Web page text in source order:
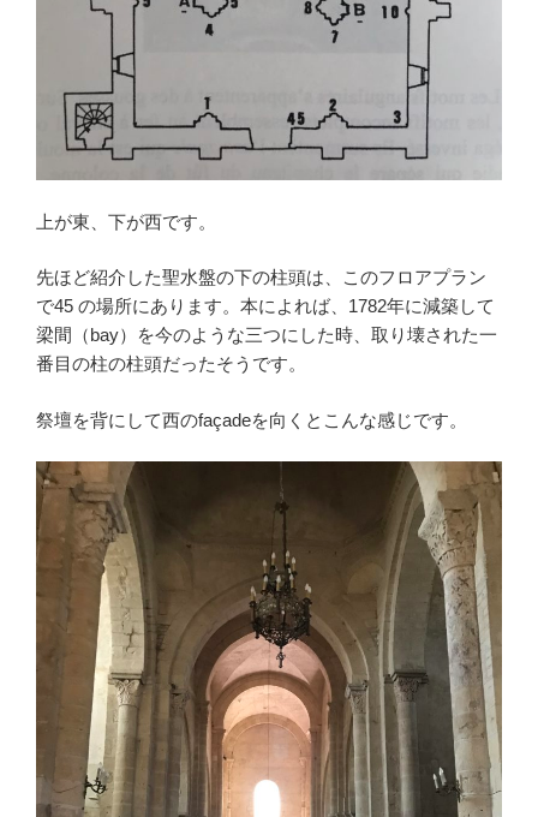
上が東、下が西です。
先ほど紹介した聖水盤の下の柱頭は、このフロアプラン
で45 の場所にあります。本によれば、1782年に減築して
梁間（bay）を今のような三つにした時、取り壊された一
番目の柱の柱頭だったそうです。
祭壇を背にして西のfaçadeを向くとこんな感じです。